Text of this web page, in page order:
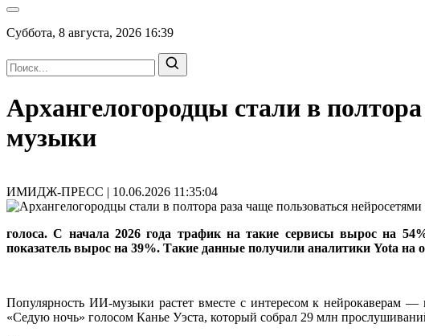
Суббота, 8 августа, 2026 16:39
Архангелогородцы стали в
музыки
ИМИДЖ-ПРЕСС | 10.06.2026 11:35:04
голоса. С начала 2026 года трафик на такие сервисы вырос на
показатель вырос на 39%. Такие данные получили аналитики Yota на
Популярность ИИ-музыки растет вместе с интересом к нейрокаверам
«Седую ночь» голосом Канье Уэста, который собрал 29 млн